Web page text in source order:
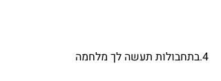
4.בתחבולות תעשה לך מלחמה